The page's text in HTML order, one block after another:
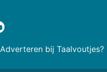
Adverteren bij Taalvoutjes?